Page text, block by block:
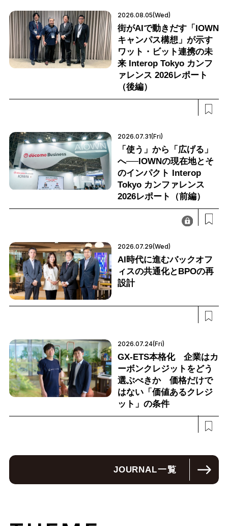
2026.08.05(Wed)
街がAIで動きだす「IOWN
キャンパス構想」が示す
ワット・ビット連携の未
来 Interop Tokyo カンフ
ァレンス 2026レポート
（後編）
2026.07.31(Fri)
「使う」から「広げる」
へ──IOWNの現在地とそ
のインパクト Interop
Tokyo カンファレンス
2026レポート（前編）
2026.07.29(Wed)
AI時代に進むバックオフ
ィスの共通化とBPOの再
設計
2026.07.24(Fri)
GX-ETS本格化 企業はカ
ーボンクレジットをどう
選ぶべきか 価格だけで
はない「価値あるクレジ
ット」の条件
JOURNAL一覧